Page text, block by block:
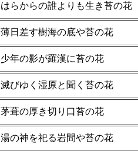
はらからの誰よりも生き苔の花
薄日差す樹海の底や苔の花
少年の影が羅漢に苔の花
滅びゆく湿原と聞く苔の花
茅葺の厚き切り口苔の花
湯の神を祀る岩間や苔の花